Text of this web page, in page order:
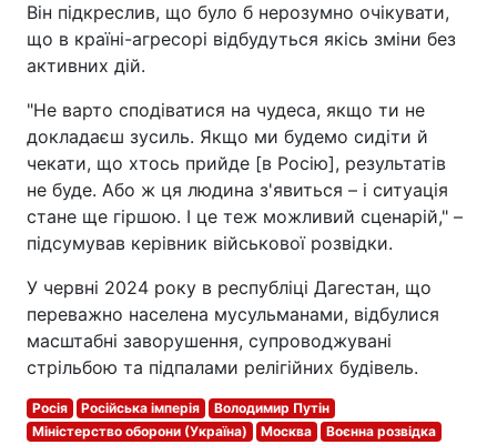
Він підкреслив, що було б нерозумно очікувати,
що в країні-агресорі відбудуться якісь зміни без
активних дій.
"Не варто сподіватися на чудеса, якщо ти не
докладаєш зусиль. Якщо ми будемо сидіти й
чекати, що хтось прийде [в Росію], результатів
не буде. Або ж ця людина з'явиться – і ситуація
стане ще гіршою. І це теж можливий сценарій," –
підсумував керівник військової розвідки.
У червні 2024 року в республіці Дагестан, що
переважно населена мусульманами, відбулися
масштабні заворушення, супроводжувані
стрільбою та підпалами релігійних будівель.
Росія Російська імперія
Володимир Путін
Міністерство оборони (Україна)
Москва
Воєнна розвідка